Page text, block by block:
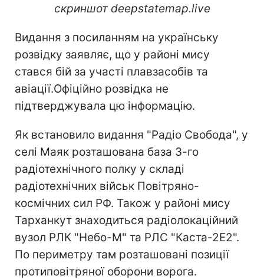
скриншот deepstatemap.live
Видання з посиланням на українську
розвідку заявляє, що у районі мису
стався бій за участі плавзасобів та
авіації.Офіційно розвідка не
підтверджувала цю інформацію.
Як встановило видання "Радіо Свобода", у
селі Маяк розташована база 3-го
радіотехнічного полку у складі
радіотехнічних військ Повітряно-
космічних сил РФ. Також у районі мису
Тарханкут знаходиться радіолокаційний
вузол РЛК "Небо-М" та РЛС "Каста-2Е2".
По периметру там розташовані позиції
протиповітряної оборони ворога.